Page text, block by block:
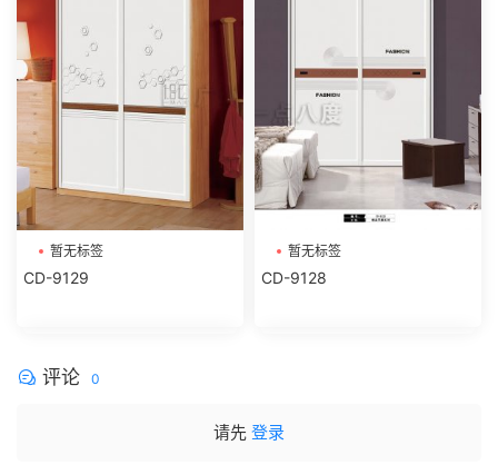
暂无标签
CD-9129
暂无标签
CD-9128
评论 0
请先 登录